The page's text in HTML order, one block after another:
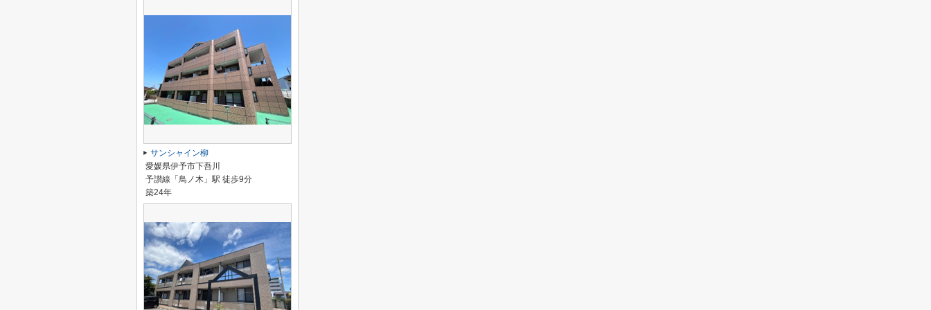
サンシャイン柳
愛媛県伊予市下吾川
予讃線「鳥ノ木」駅 徒歩9分
築24年